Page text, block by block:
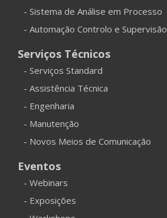
- Sistema de Análise em Processo
- Automação Controlo e Supervisão
Serviços Técnicos
- Serviços Standard
- Assistência Técnica
- Engenharia
- Manutenção
- Novos Meios de Comunicação
Eventos
- Webinars
- Exposições